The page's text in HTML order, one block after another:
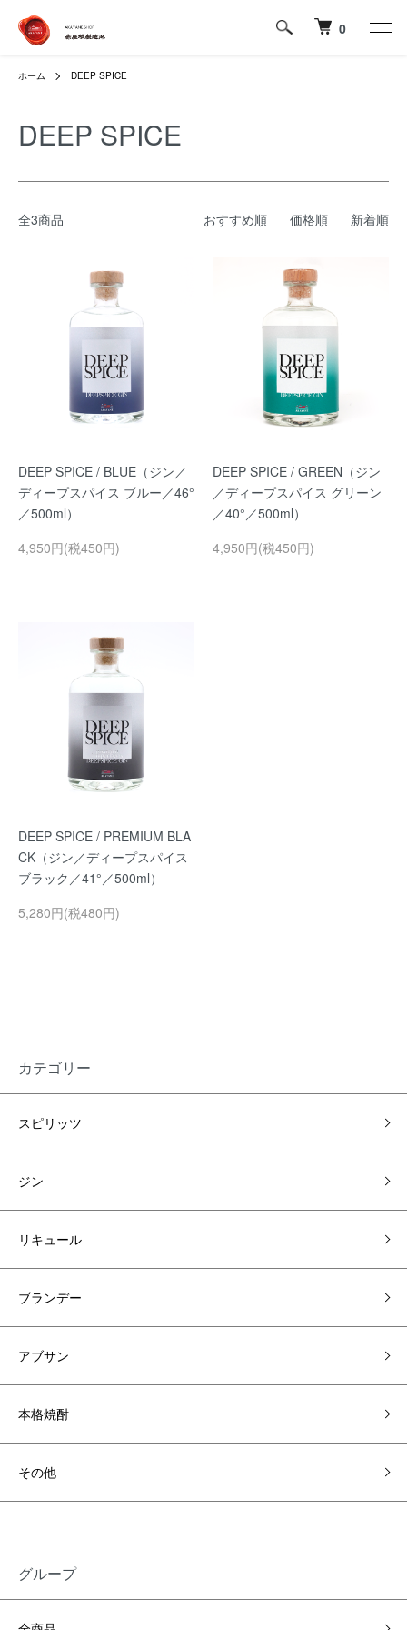
0
ホーム DEEP SPICE
DEEP SPICE
全3商品 おすすめ順 価格順 新着順
DEEP SPICE / BLUE（ジン／
ディープスパイス ブルー／46°
／500ml）
4,950円(税450円)
DEEP SPICE / GREEN（ジン
／ディープスパイス グリーン
／40°／500ml）
4,950円(税450円)
DEEP SPICE / PREMIUM BLA
CK（ジン／ディープスパイス
ブラック／41°／500ml）
5,280円(税480円)
カテゴリー
スピリッツ
ジン
リキュール
ブランデー
アブサン
本格焼酎
その他
グループ